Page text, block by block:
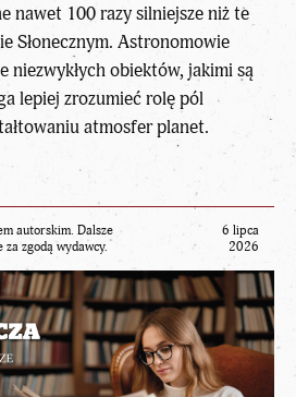
nawet 100 razy silniejsze niż te
Słonecznym. Astronomowie
niezwykłych obiektów, jakimi są
lepiej zrozumieć rolę pól
atmosfer planet.
autorskim. Dalsze
za zgodą wydawcy.
6 lipca
2026